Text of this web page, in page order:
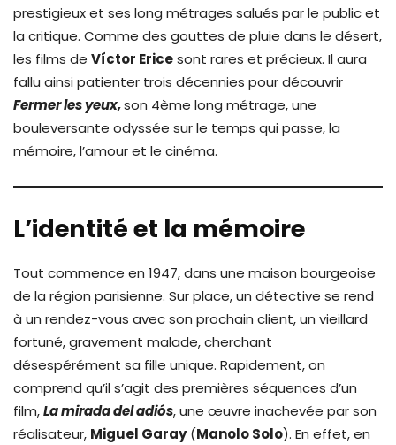
prestigieux et ses long métrages salués par le public et
la critique. Comme des gouttes de pluie dans le désert,
les films de Víctor Ericesont rares et précieux. Il aura
fallu ainsi patienter trois décennies pour découvrir
Fermer les yeux,son 4ème long métrage, une
bouleversante odyssée sur le temps qui passe, la
mémoire, l’amour et le cinéma.
L’identité et la mémoire
Tout commence en 1947, dans une maison bourgeoise
de la région parisienne. Sur place, un détective se rend
à un rendez-vous avec son prochain client, un vieillard
fortuné, gravement malade, cherchant
désespérément sa fille unique. Rapidement, on
comprend qu’il s’agit des premières séquences d’un
film,La mirada del adiós, une œuvre inachevée par son
réalisateur, Miguel Garay(Manolo Solo). En effet, en